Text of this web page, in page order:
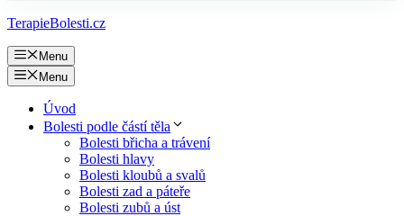
TerapieBolesti.cz
Menu
Menu
Úvod
Bolesti podle částí těla
Bolesti břicha a trávení
Bolesti hlavy
Bolesti kloubů a svalů
Bolesti zad a páteře
Bolesti zubů a úst